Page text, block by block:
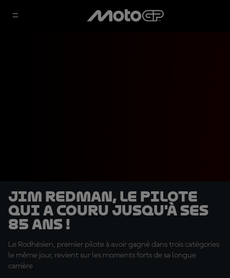
Jim Redman, le pilote
qui a couru jusqu'à ses
85 ans !
Le Rodhésien, premier pilote à avoir gagné dans trois catégories
le même jour, revient sur les moments forts de sa longue
carrière